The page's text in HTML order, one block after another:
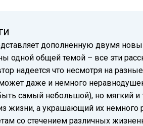
дополненную двумя
одной общей темой – все эти
надеется что несмотря на
даже и немного
самый небольшой), но мягкий и
жизни, а украшающий их немного
со стечением различных